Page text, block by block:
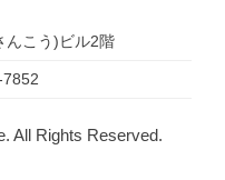
こう)ビル2階
All Rights Reserved.